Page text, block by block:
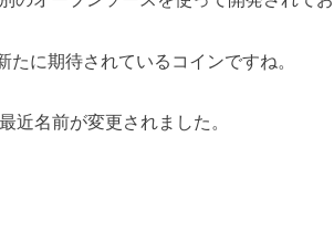
に期待されているコインですね。
近名前が変更されました。